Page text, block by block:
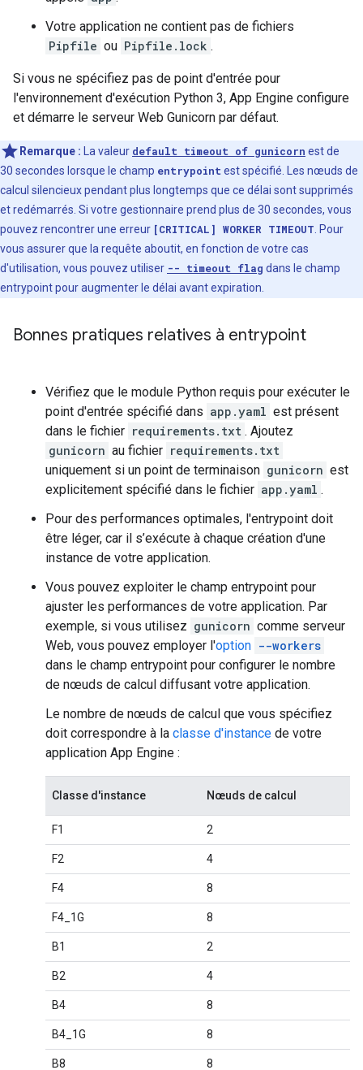
Votre application ne contient pas de fichiers
Pipfile ou Pipfile.lock .
Si vous ne spécifiez pas de point d'entrée pour
l'environnement d'exécution Python 3, App Engine configure
et démarre le serveur Web Gunicorn par défaut.
Remarque : La valeur default timeout of gunicorn est de
30 secondes lorsque le champ entrypoint est spécifié. Les nœuds de
calcul silencieux pendant plus longtemps que ce délai sont supprimés
et redémarrés. Si votre gestionnaire prend plus de 30 secondes, vous
pouvez rencontrer une erreur [CRITICAL] WORKER TIMEOUT . Pour
vous assurer que la requête aboutit, en fonction de votre cas
d'utilisation, vous pouvez utiliser -- timeout flag dans le champ
entrypoint pour augmenter le délai avant expiration.
Bonnes pratiques relatives à entrypoint
Vérifiez que le module Python requis pour exécuter le
point d'entrée spécifié dans app.yaml est présent
dans le fichier requirements.txt . Ajoutez
gunicorn au fichier requirements.txt
uniquement si un point de terminaison gunicorn est
explicitement spécifié dans le fichier app.yaml .
Pour des performances optimales, l'entrypoint doit
être léger, car il s’exécute à chaque création d'une
instance de votre application.
Vous pouvez exploiter le champ entrypoint pour
ajuster les performances de votre application. Par
exemple, si vous utilisez gunicorn comme serveur
Web, vous pouvez employer l'option --workers
dans le champ entrypoint pour configurer le nombre
de nœuds de calcul diffusant votre application.
Le nombre de nœuds de calcul que vous spécifiez
doit correspondre à la classe d'instance de votre
application App Engine :
Classe d'instance Nœuds de calcul
F1 2
F2 4
F4 8
F4_1G 8
B1 2
B2 4
B4 8
B4_1G 8
B8 8